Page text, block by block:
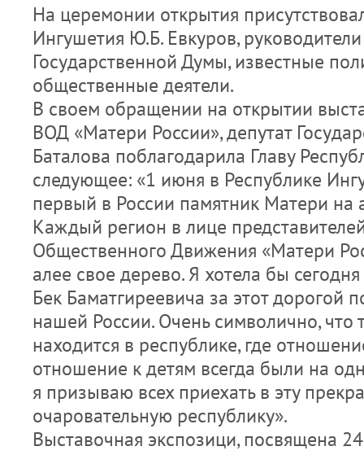
На церемонии открытия
Ингушетия Ю.Б. Евкуров,
Государственной Думы, известные
общественные деятели.
В своем обращении на открытии
ВОД «Матери России», депутат
Баталова поблагодарила Главу
следующее: «1 июня в Республике
первый в России памятник Матери на
Каждый регион в лице
Общественного Движения «Матери
алее свое дерево. Я хотела бы
Бек Баматгиреевича за этот дорогой
нашей России. Очень символично, что
находится в республике, где
отношение к детям всегда были на
я призываю всех приехать в эту
очаровательную республику».
Выставочная экспозици, посвящена